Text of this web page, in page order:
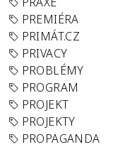
PREMIÉRA
PRIMÁT.CZ
PRIVACY
PROBLÉMY
PROGRAM
PROJEKT
PROJEKTY
PROPAGANDA